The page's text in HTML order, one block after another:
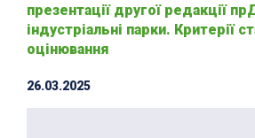
презентації другої редакції
індустріальні парки. Критерії
оцінювання
26.03.2025